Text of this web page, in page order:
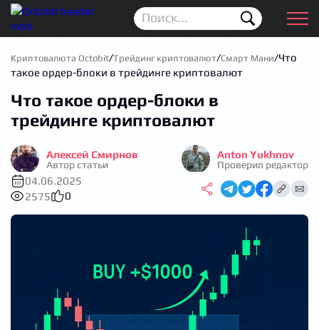
Новости
Для новичков
Криптовалюта
Биржи
Трейдинг
Кошельки
Календарь ICO
Прогноз цен
Криптовалюта Octobit/Трейдинг криптовалют/Смарт Мани/Что
такое ордер-блоки в трейдинге криптовалют
Что такое ордер-блоки в
трейдинге криптовалют
Алексей Смирнов
Автор статьи
Anton Yukhnov
Проверил редактор
04.06.2025
2575
0